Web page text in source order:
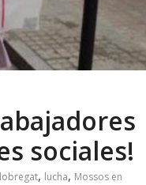
sociales!
, lucha, Mossos en